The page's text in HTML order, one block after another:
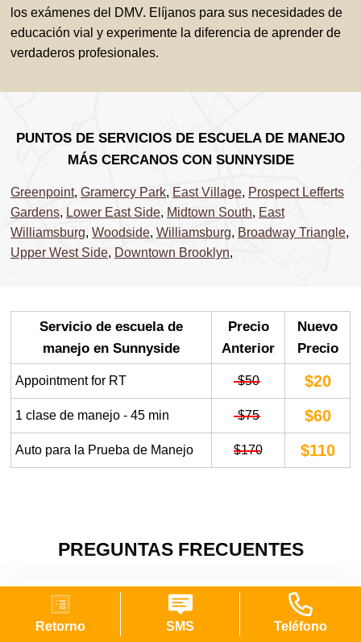
Retorno SMS Teléfono
los exámenes del DMV. Elíjanos para sus necesidades de
educación vial y experimente la diferencia de aprender de
verdaderos profesionales.
PUNTOS DE SERVICIOS DE ESCUELA DE MANEJO
MÁS CERCANOS CON SUNNYSIDE
Greenpoint, Gramercy Park, East Village, Prospect Lefferts
Gardens, Lower East Side, Midtown South, East
Williamsburg, Woodside, Williamsburg, Broadway Triangle,
Upper West Side, Downtown Brooklyn,
Servicio de escuela de
manejo en Sunnyside
Precio
Anterior
Nuevo
Precio
Appointment for RT $50 $20
1 clase de manejo - 45 min $75 $60
Auto para la Prueba de Manejo $170 $110
PREGUNTAS FRECUENTES
¿Cuáles son las mejores escuelas de manejo en
Sunnyside, NY?